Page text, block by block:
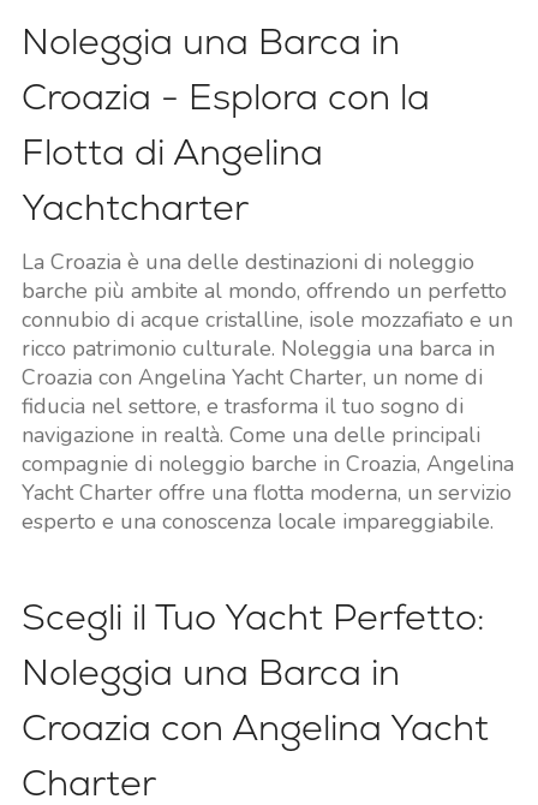
Noleggia una Barca in
Croazia - Esplora con la
Flotta di Angelina
Yachtcharter
La Croazia è una delle destinazioni di noleggio
barche più ambite al mondo, offrendo un perfetto
connubio di acque cristalline, isole mozzafiato e un
ricco patrimonio culturale. Noleggia una barca in
Croazia con Angelina Yacht Charter, un nome di
fiducia nel settore, e trasforma il tuo sogno di
navigazione in realtà. Come una delle principali
compagnie di noleggio barche in Croazia, Angelina
Yacht Charter offre una flotta moderna, un servizio
esperto e una conoscenza locale impareggiabile.
Scegli il Tuo Yacht Perfetto:
Noleggia una Barca in
Croazia con Angelina Yacht
Charter